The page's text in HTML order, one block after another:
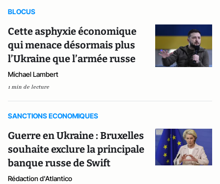
BLOCUS
Cette asphyxie économique
qui menace désormais plus
l’Ukraine que l’armée russe
Michael Lambert
1 min de lecture
SANCTIONS ECONOMIQUES
Guerre en Ukraine : Bruxelles
souhaite exclure la principale
banque russe de Swift
Rédaction d'Atlantico